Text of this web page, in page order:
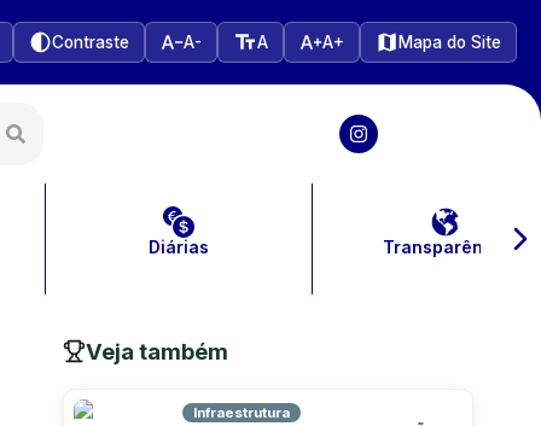
Contraste A- A A+ Mapa do Site
Diárias Transparência
Veja também
Infraestrutura